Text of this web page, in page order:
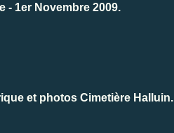
- 1er Novembre 2009.
et photos Cimetière Halluin.